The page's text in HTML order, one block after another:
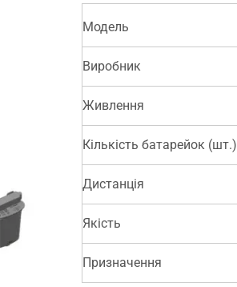
Модель
Виробник
Живлення
Кількість батарейок (шт.)
Дистанція
Якість
Призначення